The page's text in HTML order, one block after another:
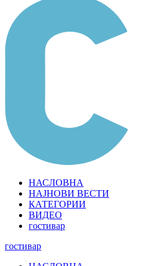
НАСЛОВНА
НАЈНОВИ ВЕСТИ
КАТЕГОРИИ
ВИДЕО
гостивар
гостивар